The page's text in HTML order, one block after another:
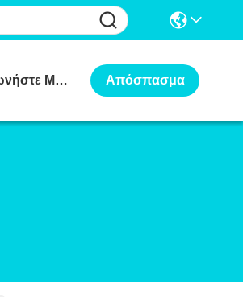
Επικοινωνήστε Μαζί Μας Απόσπασμα